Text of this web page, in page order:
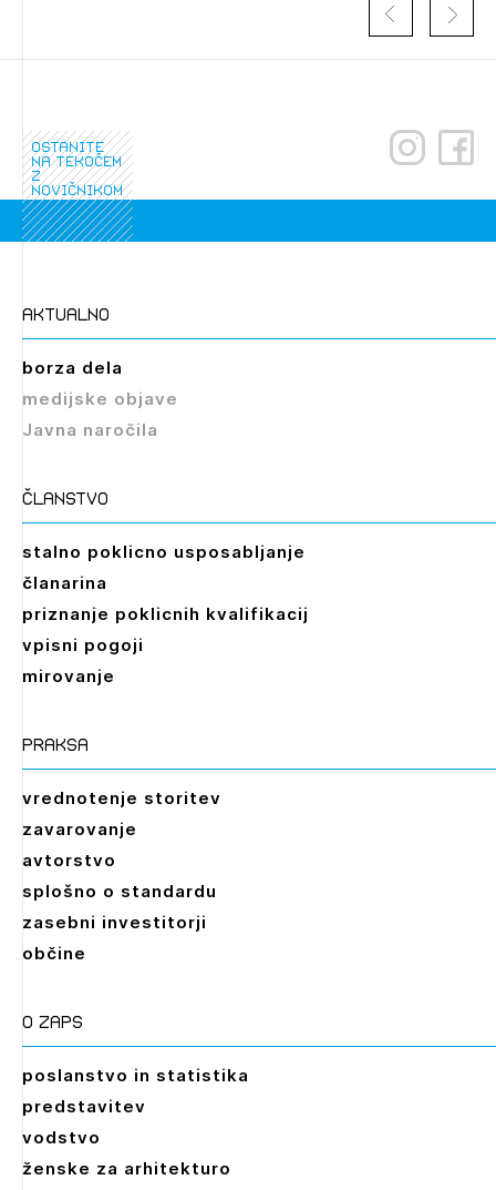
Izbrana vsebina je namenjena le ZAPS
registriranim uporabnikom. Da lahko do nje
dostopate, se je potrebno prijaviti.
PRIJAVITE SE
ostanite
na tekočem
z
novičnikom
aktualno
borza dela
medijske objave
Javna naročila
članstvo
stalno poklicno usposabljanje
članarina
priznanje poklicnih kvalifikacij
vpisni pogoji
mirovanje
praksa
vrednotenje storitev
zavarovanje
avtorstvo
splošno o standardu
zasebni investitorji
občine
O zaps
poslanstvo in statistika
predstavitev
vodstvo
ženske za arhitekturo